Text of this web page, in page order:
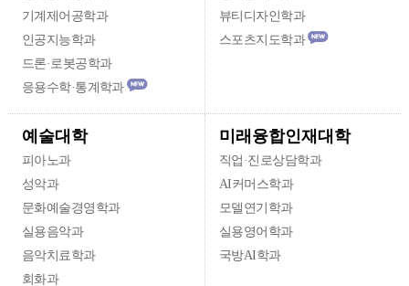
기계제어공학과
인공지능학과
드론·로봇공학과
응용수학·통계학과
뷰티디자인학과
스포츠지도학과
예술대학
피아노과
성악과
문화예술경영학과
실용음악과
음악치료학과
회화과
미래융합인재대학
직업·진로상담학과
AI커머스학과
모델연기학과
실용영어학과
국방AI학과